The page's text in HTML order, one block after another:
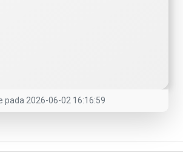
pada 2026-06-02 16:16:59